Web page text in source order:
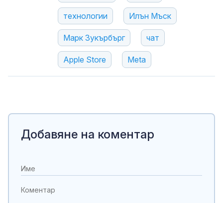
технологии Илън Мъск
Марк Зукърбърг чат
Apple Store Meta
Добавяне на коментар